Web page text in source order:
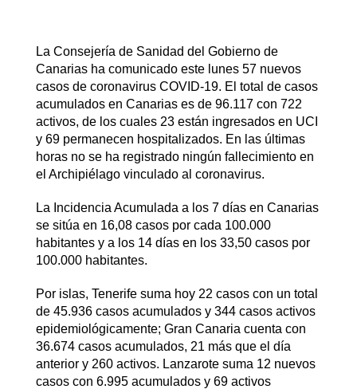
La Consejería de Sanidad del Gobierno de
Canarias ha comunicado este lunes 57 nuevos
casos de coronavirus COVID-19. El total de casos
acumulados en Canarias es de 96.117 con 722
activos, de los cuales 23 están ingresados en UCI
y 69 permanecen hospitalizados. En las últimas
horas no se ha registrado ningún fallecimiento en
el Archipiélago vinculado al coronavirus.
La Incidencia Acumulada a los 7 días en Canarias
se sitúa en 16,08 casos por cada 100.000
habitantes y a los 14 días en los 33,50 casos por
100.000 habitantes.
Por islas, Tenerife suma hoy 22 casos con un total
de 45.936 casos acumulados y 344 casos activos
epidemiológicamente; Gran Canaria cuenta con
36.674 casos acumulados, 21 más que el día
anterior y 260 activos. Lanzarote suma 12 nuevos
casos con 6.995 acumulados y 69 activos